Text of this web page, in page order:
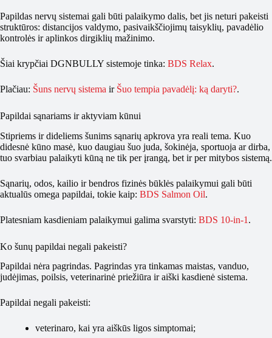
Papildas nervų sistemai gali būti palaikymo dalis, bet jis neturi pakeisti
struktūros: distancijos valdymo, pasivaikščiojimų taisyklių, pavadėlio
kontrolės ir aplinkos dirgiklių mažinimo.
Šiai krypčiai DGNBULLY sistemoje tinka: BDS Relax.
Plačiau: Šuns nervų sistema ir Šuo tempia pavadėlį: ką daryti?.
Papildai sąnariams ir aktyviam kūnui
Stipriems ir dideliems šunims sąnarių apkrova yra reali tema. Kuo
didesnė kūno masė, kuo daugiau šuo juda, šokinėja, sportuoja ar dirba,
tuo svarbiau palaikyti kūną ne tik per įrangą, bet ir per mitybos sistemą.
Sąnarių, odos, kailio ir bendros fizinės būklės palaikymui gali būti
aktualūs omega papildai, tokie kaip: BDS Salmon Oil.
Platesniam kasdieniam palaikymui galima svarstyti: BDS 10-in-1 .
Ko šunų papildai negali pakeisti?
Papildai nėra pagrindas. Pagrindas yra tinkamas maistas, vanduo,
judėjimas, poilsis, veterinarinė priežiūra ir aiški kasdienė sistema.
Papildai negali pakeisti:
veterinaro, kai yra aiškūs ligos simptomai;